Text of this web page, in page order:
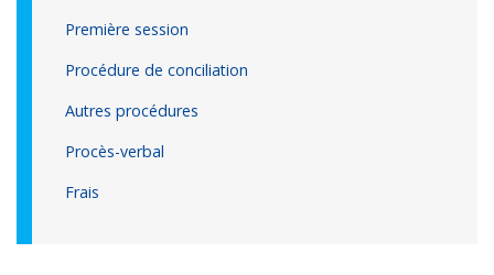
Première session
Procédure de conciliation
Autres procédures
Procès-verbal
Frais